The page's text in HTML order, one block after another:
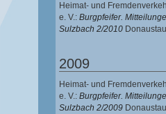
Heimat- und
e. V.: Burgpfeifer.
Sulzbach 2/2010
2009
Heimat- und
e. V.: Burgpfeifer.
Sulzbach 2/2009